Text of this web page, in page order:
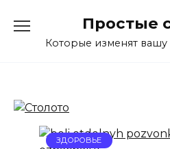
содержанию
Простые
Которые изменят
ЗДОРОВЬЕ